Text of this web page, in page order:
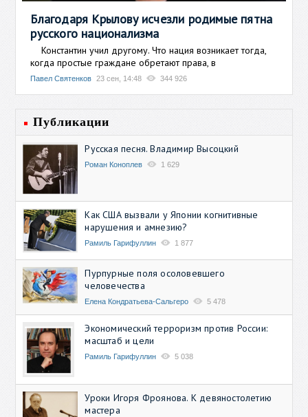
Благодаря Крылову исчезли родимые пятна
русского национализма
Константин учил другому. Что нация возникает тогда,
когда простые граждане обретают права, в
Павел Святенков 23 сен, 14:48 344 926
Публикации
Русская песня. Владимир Высоцкий
Роман Коноплев 1 629
Как США вызвали у Японии когнитивные
нарушения и амнезию?
Рамиль Гарифуллин 1 877
Пурпурные поля осоловевшего
человечества
Елена Кондратьева-Сальгеро 5 478
Экономический терроризм против России:
масштаб и цели
Рамиль Гарифуллин 5 038
Уроки Игоря Фроянова. К девяностолетию
мастера